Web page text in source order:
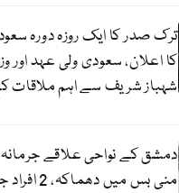
ترک صدر کا ایک روزہ دورہ
کا اعلان، سعودی ولی عہد اور
شہباز شریف سے اہم ملاقات
دمشق کے نواحی علاقے
منی بس میں